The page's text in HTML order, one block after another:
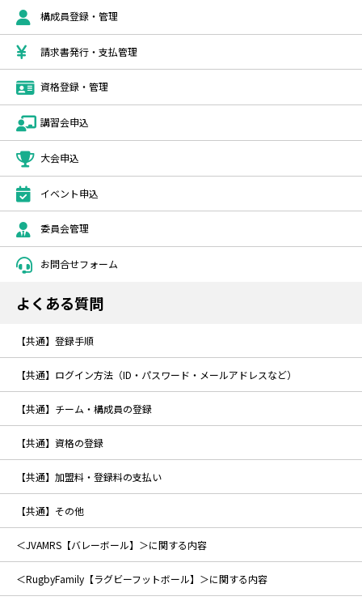
構成員登録・管理
請求書発行・支払管理
資格登録・管理
講習会申込
大会申込
イベント申込
委員会管理
お問合せフォーム
よくある質問
【共通】登録手順
【共通】ログイン方法（ID・パスワード・メールアドレスなど）
【共通】チーム・構成員の登録
【共通】資格の登録
【共通】加盟料・登録料の支払い
【共通】その他
＜JVAMRS【バレーボール】＞に関する内容
＜RugbyFamily【ラグビーフットボール】＞に関する内容